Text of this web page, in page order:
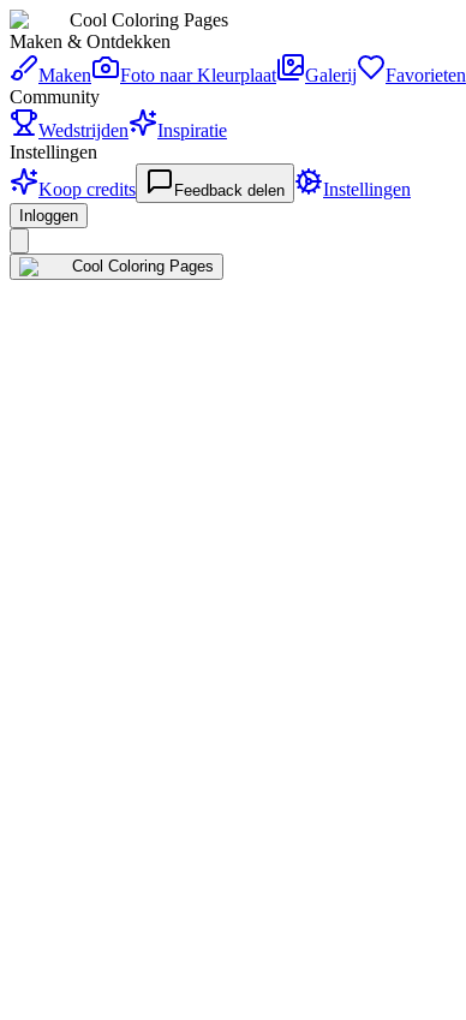
Cool Coloring Pages
Maken & Ontdekken
Maken
Foto naar Kleurplaat Galerij
Favorieten
Community
Wedstrijden
Inspiratie
Instellingen
Koop credits
Feedback delen Instellingen
Inloggen
Cool Coloring Pages